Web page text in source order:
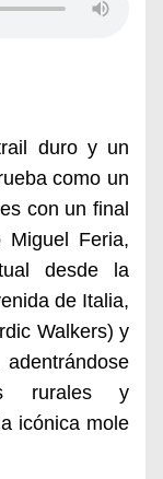
duro y un
como un
con un final
Miguel Feria,
desde la
de Italia,
Walkers) y
rurales y
icónica mole